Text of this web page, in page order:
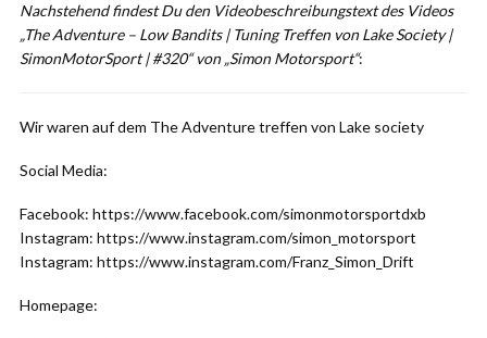
Nachstehend findest Du den Videobeschreibungstext des Videos
„The Adventure – Low Bandits | Tuning Treffen von Lake Society |
SimonMotorSport | #320“ von „Simon Motorsport“:
Wir waren auf dem The Adventure treffen von Lake society
Social Media:
Facebook: https://www.facebook.com/simonmotorsportdxb
Instagram: https://www.instagram.com/simon_motorsport
Instagram: https://www.instagram.com/Franz_Simon_Drift
Homepage: